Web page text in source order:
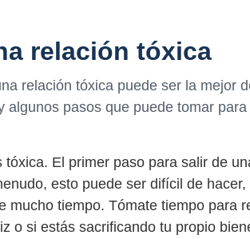
relación tóxica
relación tóxica puede ser la mejor
algunos pasos que puede tomar
El primer paso para salir de
esto puede ser difícil de
mucho tiempo. Tómate tiempo para
o si estás sacrificando tu propio